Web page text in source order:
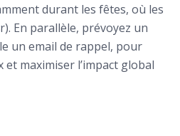
durant les fêtes, où les
En parallèle, prévoyez un
un email de rappel, pour
maximiser l’impact global